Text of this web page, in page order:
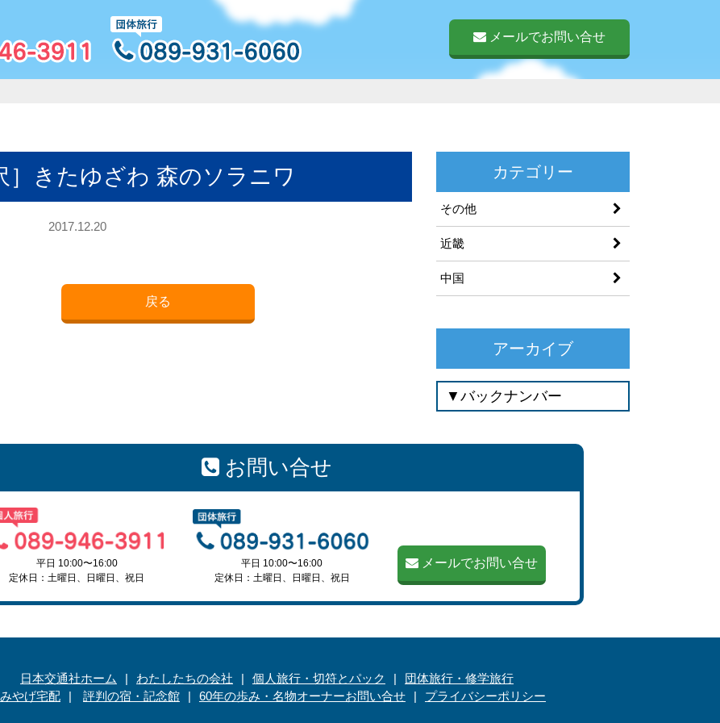
メールでお問い合せ
］きたゆざわ 森のソラニワ
2017.12.20
戻る
カテゴリー
その他
近畿
中国
アーカイブ
お問い合せ
平日 10:00〜16:00
定休日：土曜日、日曜日、祝日
平日 10:00〜16:00
定休日：土曜日、日曜日、祝日
メールでお問い合せ
日本交通社ホーム わたしたちの会社 個人旅行・切符とパック
団体旅行・修学旅行
やげ宅配
評判の宿・記念館 60年の歩み・名物オーナーお問い合せ プライバシーポリシー